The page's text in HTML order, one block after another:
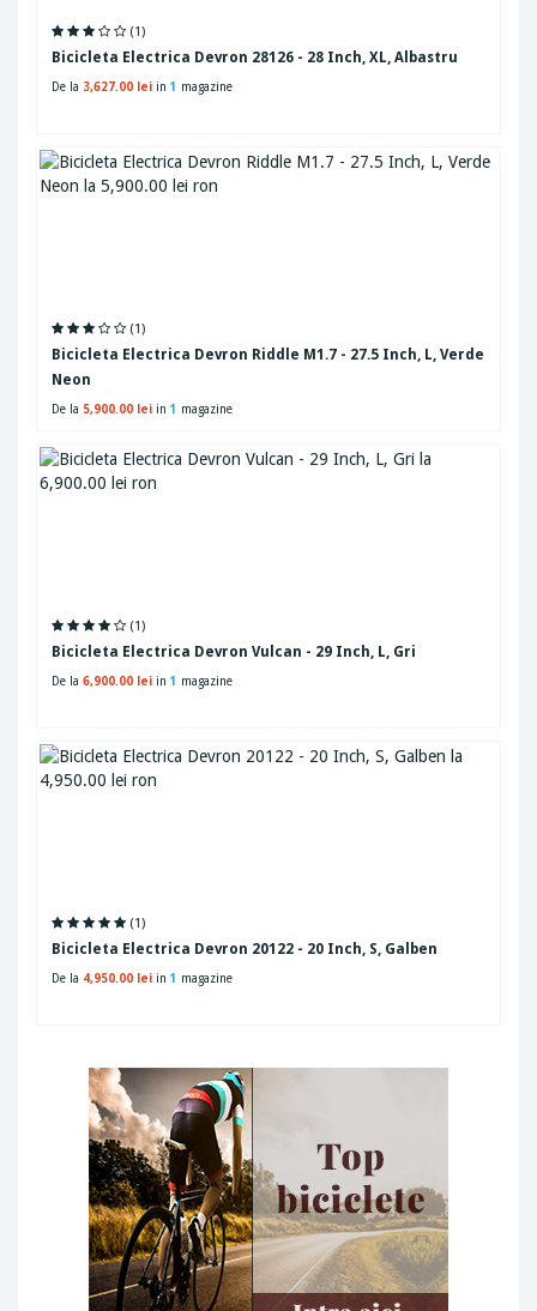
(1)
Bicicleta Electrica Devron 28126 - 28 Inch, XL, Albastru
De la 3,627.00 lei in 1 magazine
(1)
Bicicleta Electrica Devron Riddle M1.7 - 27.5 Inch, L, Verde
Neon
De la 5,900.00 lei in 1 magazine
(1)
Bicicleta Electrica Devron Vulcan - 29 Inch, L, Gri
De la 6,900.00 lei in 1 magazine
(1)
Bicicleta Electrica Devron 20122 - 20 Inch, S, Galben
De la 4,950.00 lei in 1 magazine